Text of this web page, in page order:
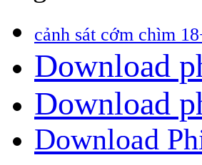
cảnh sát cớm chìm
Download
Download
Download